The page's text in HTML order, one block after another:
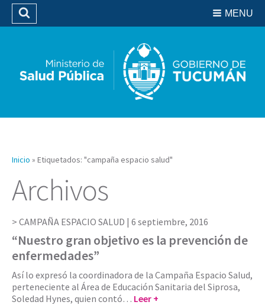
Biblioteca
MENU
Buscar
Inicio » Etiquetados: "campaña espacio salud"
Archivos
CAMPAÑA ESPACIO SALUD | 6 septiembre, 2016
“Nuestro gran objetivo es la prevención de
enfermedades”
Así lo expresó la coordinadora de la Campaña Espacio Salud,
perteneciente al Área de Educación Sanitaria del Siprosa,
Soledad Hynes, quien contó… Leer +